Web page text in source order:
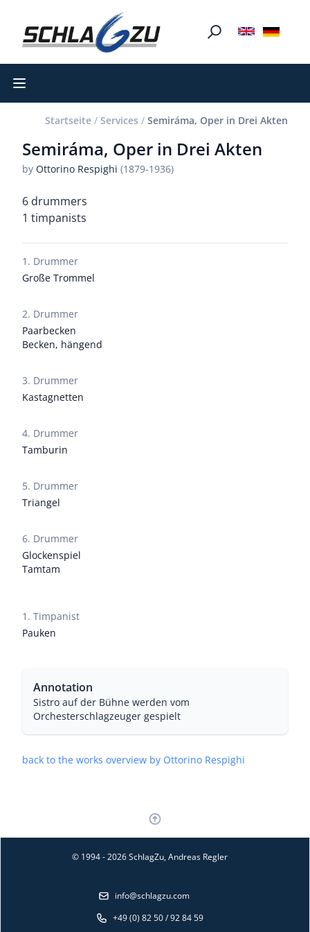
Open main menu
Startseite / Services / Semiráma, Oper in Drei Akten
Semiráma, Oper in Drei Akten
by Ottorino Respighi (1879-1936)
6 drummers
1 timpanists
1. Drummer
Große Trommel
2. Drummer
Paarbecken
Becken, hängend
3. Drummer
Kastagnetten
4. Drummer
Tamburin
5. Drummer
Triangel
6. Drummer
Glockenspiel
Tamtam
1. Timpanist
Pauken
Annotation
Sistro auf der Bühne werden vom
Orchesterschlagzeuger gespielt
back to the works overview by Ottorino Respighi
© 1994 - 2026 SchlagZu, Andreas Regler
info@schlagzu.com
+49 (0) 82 50 / 92 84 59